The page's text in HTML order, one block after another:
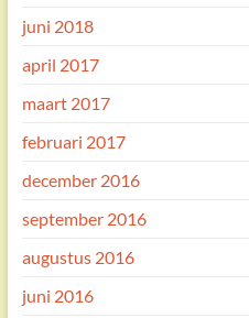
juni 2018
april 2017
maart 2017
februari 2017
december 2016
september 2016
augustus 2016
juni 2016